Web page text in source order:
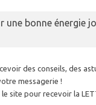
une bonne énergie
des conseils, des
messagerie !
site pour recevoir la